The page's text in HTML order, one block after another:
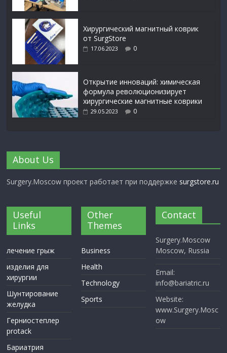
Xирургический магнитный коврик
от SurgStore
17.06.2023 0
Открытие инноваций: химическая
формула революционизирует
хирургические магнитные коврики
29.05.2023 0
About Us
Surgery.Moscow проект работает при поддержке surgstore.ru
Useful
Links
лечение грыж
изделия для
хирургии
Шунтирование
желудка
Герниостеплер
protack
Бариатрия
Other
Themes
Business
Health
Technology
Sports
Contact
Surgery.Moscow
Moscow, Russia
Email:
info@bariatric.ru
Website:
www.Surgery.Mosc
ow